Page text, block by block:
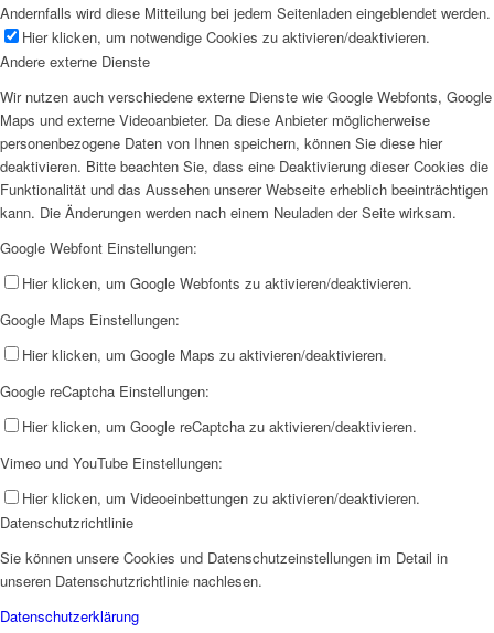
Andernfalls wird diese Mitteilung bei jedem Seitenladen eingeblendet werden.
Hier klicken, um notwendige Cookies zu aktivieren/deaktivieren.
Andere externe Dienste
Wir nutzen auch verschiedene externe Dienste wie Google Webfonts, Google
Maps und externe Videoanbieter. Da diese Anbieter möglicherweise
personenbezogene Daten von Ihnen speichern, können Sie diese hier
deaktivieren. Bitte beachten Sie, dass eine Deaktivierung dieser Cookies die
Funktionalität und das Aussehen unserer Webseite erheblich beeinträchtigen
kann. Die Änderungen werden nach einem Neuladen der Seite wirksam.
Google Webfont Einstellungen:
Hier klicken, um Google Webfonts zu aktivieren/deaktivieren.
Google Maps Einstellungen:
Hier klicken, um Google Maps zu aktivieren/deaktivieren.
Google reCaptcha Einstellungen:
Hier klicken, um Google reCaptcha zu aktivieren/deaktivieren.
Vimeo und YouTube Einstellungen:
Hier klicken, um Videoeinbettungen zu aktivieren/deaktivieren.
Datenschutzrichtlinie
Sie können unsere Cookies und Datenschutzeinstellungen im Detail in
unseren Datenschutzrichtlinie nachlesen.
Datenschutzerklärung